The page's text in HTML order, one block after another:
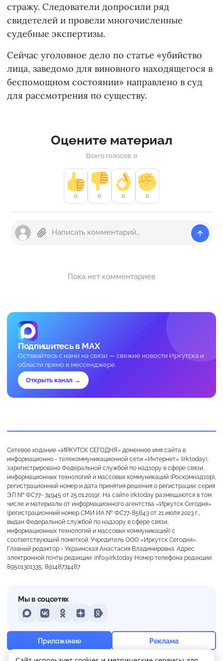
+19° Ощущается как +19
стражу. Следователи допросили ряд
свидетелей и провели многочисленные
судебные экспертизы.
Сейчас уголовное дело по статье «убийство
лица, заведомо для виновного находящегося в
беспомощном состоянии» направлено в суд
для рассмотрения по существу.
Оцените материал
Всего голосов: 0
0 0 0 0
Пока нет комментариев
Подпишитесь в MAX
Оставайтесь с нами на связи — свежие новости Иркутска и
области прямо в мессенджере.
Открыть канал →
Сетевое издание «ИРКУТСК СЕГОДНЯ» доменное имя сайта в
информационно - телекоммуникационной сети «Интернет» (irk.today),
зарегистрировано Федеральной службой по надзору в сфере связи,
информационных технологий и массовых коммуникаций (Роскомнадзор),
регистрационный номер и дата принятия решения о регистрации: серия
ЭЛ № ФС77- 74945 от 25.01.2019г. На сайте irk.today размещаются в том
числе и материалы от информационного агентства «Иркутск Сегодня»
(регистрационный номер СМИ ИА № ФС77-85643 от 21 июля 2023 г.,
выдан Федеральной службой по надзору в сфере связи,
информационных технологий и массовых коммуникаций) с
соответствующей пометкой. Учредитель ООО «Иркутск Сегодня».
Главный редактор - Украинская Анастасия Владимировна. Адрес
электронной почты редакции: info@irk.today Номер телефона редакции:
89501301335, 89148774487
Мы в соцсетях
MAXVKontakteOdnoklassniki
DzenYandex
Приложение Реклама